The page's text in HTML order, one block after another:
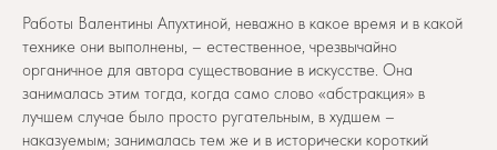
Работы Валентины Апухтиной, неважно в какое время и в какой
технике они выполнены, – естественное, чрезвычайно
органичное для автора существование в искусстве. Она
занималась этим тогда, когда само слово «абстракция» в
лучшем случае было просто ругательным, в худшем –
наказуемым; занималась тем же и в исторически короткий